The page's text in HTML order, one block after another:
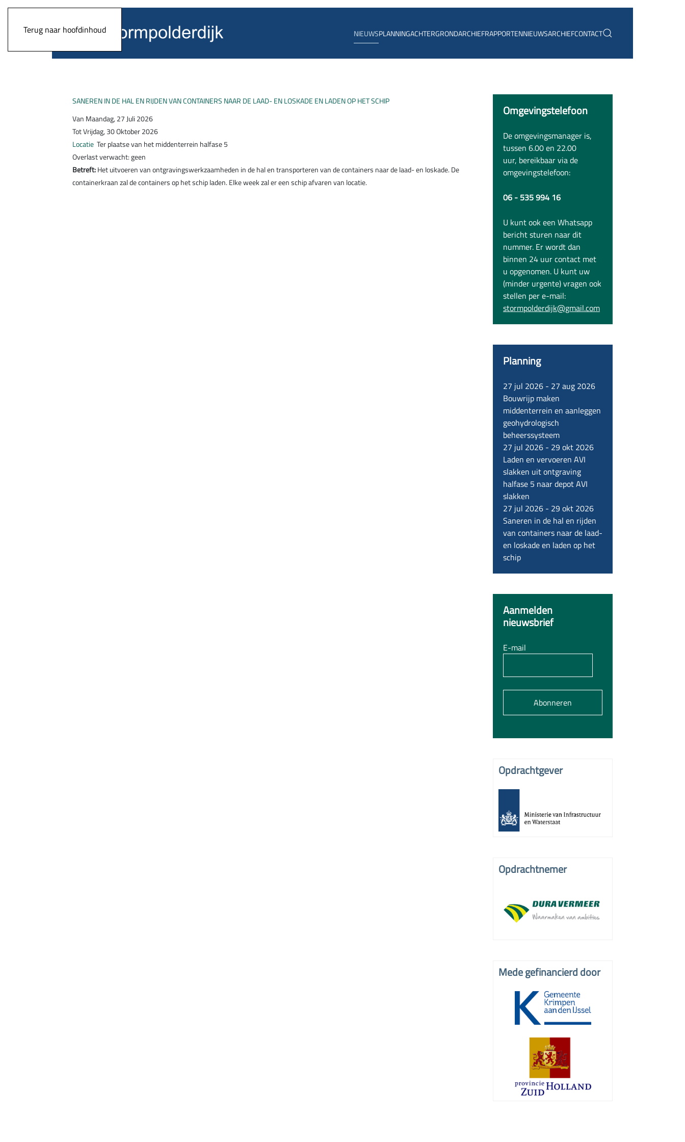
Terug naar hoofdinhoud NIEUWSPLANNINGACHTERGRONDARCHIEFRAPPORTENNIEUWSARCHIEFCONTACT
SANEREN IN DE HAL EN RIJDEN VAN CONTAINERS NAAR DE LAAD- EN LOSKADE EN LADEN OP HET SCHIP
Van Maandag, 27 Juli 2026
Tot Vrijdag, 30 Oktober 2026
Locatie Ter plaatse van het middenterrein halfase 5
Overlast verwacht: geen
Betreft:Het uitvoeren van ontgravingswerkzaamheden in de hal en transporteren van de containers naar de laad- en loskade. De
containerkraan zal de containers op het schip laden. Elke week zal er een schip afvaren van locatie.
Omgevingstelefoon
De omgevingsmanager is,
tussen 6.00 en 22.00
uur, bereikbaar via de
omgevingstelefoon:
06 - 535 994 16
U kunt ook een Whatsapp
bericht sturen naar dit
nummer. Er wordt dan
binnen 24 uur contact met
u opgenomen. U kunt uw
(minder urgente) vragen ook
stellen per e-mail:
stormpolderdijk@gmail.com
Planning
27 jul 2026 - 27 aug 2026
Bouwrijp maken
middenterrein en aanleggen
geohydrologisch
beheerssysteem
27 jul 2026 - 29 okt 2026
Laden en vervoeren AVI
slakken uit ontgraving
halfase 5 naar depot AVI
slakken
27 jul 2026 - 29 okt 2026
Saneren in de hal en rijden
van containers naar de laad-
en loskade en laden op het
schip
Aanmelden
nieuwsbrief
E-mail
Abonneren
Opdrachtgever
Opdrachtnemer
Mede gefinancierd door